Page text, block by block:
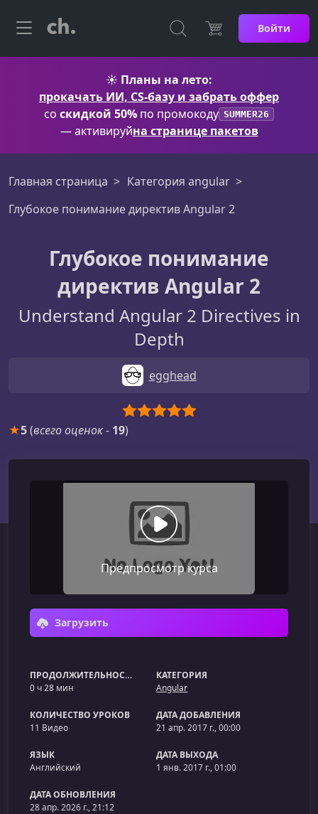
Войти
☀️ Планы на лето:
прокачать ИИ, CS-базу и забрать оффер
со скидкой 50% по промокоду SUMMER26
— активируйна странице пакетов
Главная страница
Категория angular
Глубокое понимание директив Angular 2
Глубокое понимание
директив Angular 2
Understand Angular 2 Directives in
Depth
egghead
★5(всего оценок- 19)
Предпросмотр курса
Загрузить
ПРОДОЛЖИТЕЛЬНОСТЬ
0 ч 28 мин
КАТЕГОРИЯ
Angular
КОЛИЧЕСТВО УРОКОВ
11 Видео
ДАТА ДОБАВЛЕНИЯ
21 апр. 2017 г., 00:00
ЯЗЫК
Английский
ДАТА ВЫХОДА
1 янв. 2017 г., 01:00
ДАТА ОБНОВЛЕНИЯ
28 апр. 2026 г., 21:12